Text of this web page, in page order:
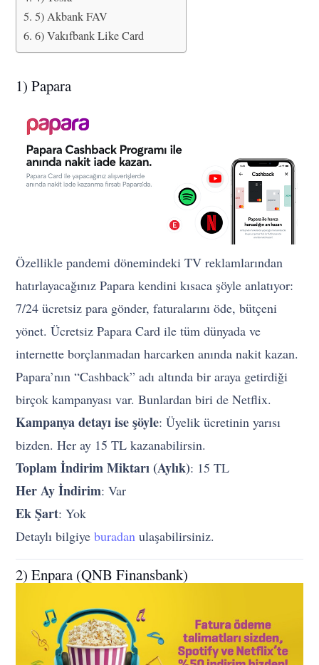
5) Akbank FAV
6) Vakıfbank Like Card
1) Papara
Özellikle pandemi dönemindeki TV reklamlarından
hatırlayacağınız Papara kendini kısaca şöyle anlatıyor:
7/24 ücretsiz para gönder, faturalarını öde, bütçeni
yönet. Ücretsiz Papara Card ile tüm dünyada ve
internette borçlanmadan harcarken anında nakit kazan.
Papara’nın “Cashback” adı altında bir araya getirdiği
birçok kampanyası var. Bunlardan biri de Netflix.
Kampanya detayı ise şöyle: Üyelik ücretinin yarısı
bizden. Her ay 15 TL kazanabilirsin.
Toplam İndirim Miktarı (Aylık): 15 TL
Her Ay İndirim: Var
Ek Şart: Yok
Detaylı bilgiyeburadan ulaşabilirsiniz.
2) Enpara (QNB Finansbank)